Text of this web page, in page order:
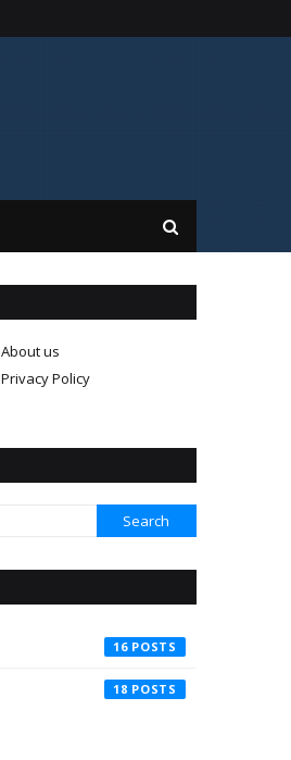
About us
Privacy Policy
16
18